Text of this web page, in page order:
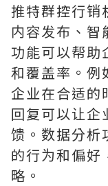
推特群控行销
内容发布、智
功能可以帮助
和覆盖率。例
企业在合适的
回复可以让企
馈。数据分析
的行为和偏好
略。